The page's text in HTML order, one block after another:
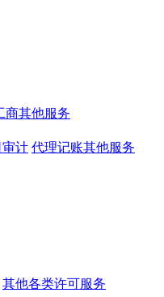
商其他服务
计 代理记账其他服务
其他各类许可服务